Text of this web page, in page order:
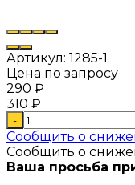
Артикул: 1285-1
Цена по запросу
290 ₽
310 ₽
-
Сообщить о
Сообщить о
Ваша просьба